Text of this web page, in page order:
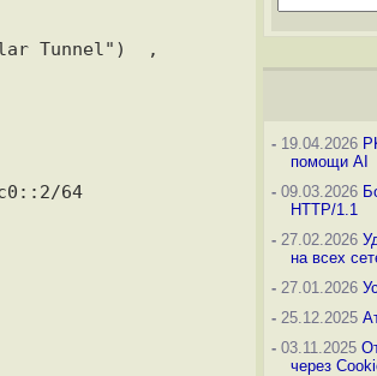
Tunnel")  ,
64
-19.04.2026
помощи AI
-09.03.2026
HTTP/1.1
-27.02.2026
на всех
-27.01.2026
-25.12.2025
-03.11.2025
через